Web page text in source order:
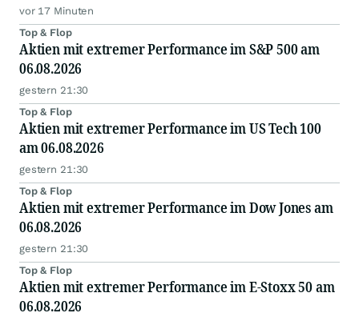
vor 17 Minuten
Top & Flop
Aktien mit extremer Performance im S&P 500 am
06.08.2026
gestern 21:30
Top & Flop
Aktien mit extremer Performance im US Tech 100
am 06.08.2026
gestern 21:30
Top & Flop
Aktien mit extremer Performance im Dow Jones am
06.08.2026
gestern 21:30
Top & Flop
Aktien mit extremer Performance im E-Stoxx 50 am
06.08.2026